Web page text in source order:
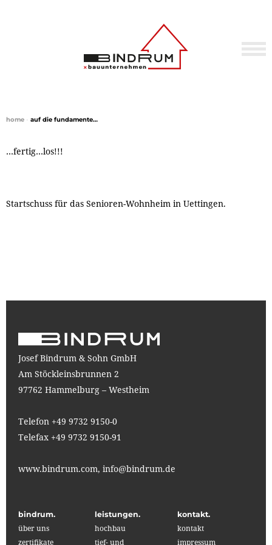
home auf die fundamente…
…fertig…los!!!
Startschuss für das Senioren-Wohnheim in Uettingen.
Josef Bindrum & Sohn GmbH
Am Stöckleinsbrunnen 2
97762 Hammelburg – Westheim
Telefon +49 9732 9150-0
Telefax +49 9732 9150-91
www.bindrum.com, info@bindrum.de
bindrum.
über uns
zertifikate
leistungen.
hochbau
tief- und
kontakt.
kontakt
impressum